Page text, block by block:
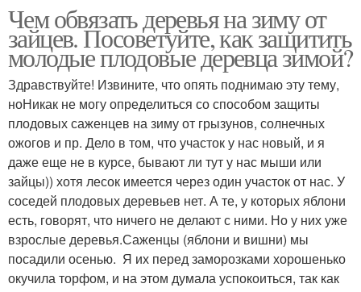
Чем обвязать деревья на зиму от
зайцев. Посоветуйте, как защитить
молодые плодовые деревца зимой?
Здравствуйте! Извините, что опять поднимаю эту тему,
ноНикак не могу определиться со способом защиты
плодовых саженцев на зиму от грызунов, солнечных
ожогов и пр. Дело в том, что участок у нас новый, и я
даже еще не в курсе, бывают ли тут у нас мыши или
зайцы)) хотя лесок имеется через один участок от нас. У
соседей плодовых деревьев нет. А те, у которых яблони
есть, говорят, что ничего не делают с ними. Но у них уже
взрослые деревья.Саженцы (яблони и вишни) мы
посадили осенью. Я их перед заморозками хорошенько
окучила торфом, и на этом думала успокоиться, так как